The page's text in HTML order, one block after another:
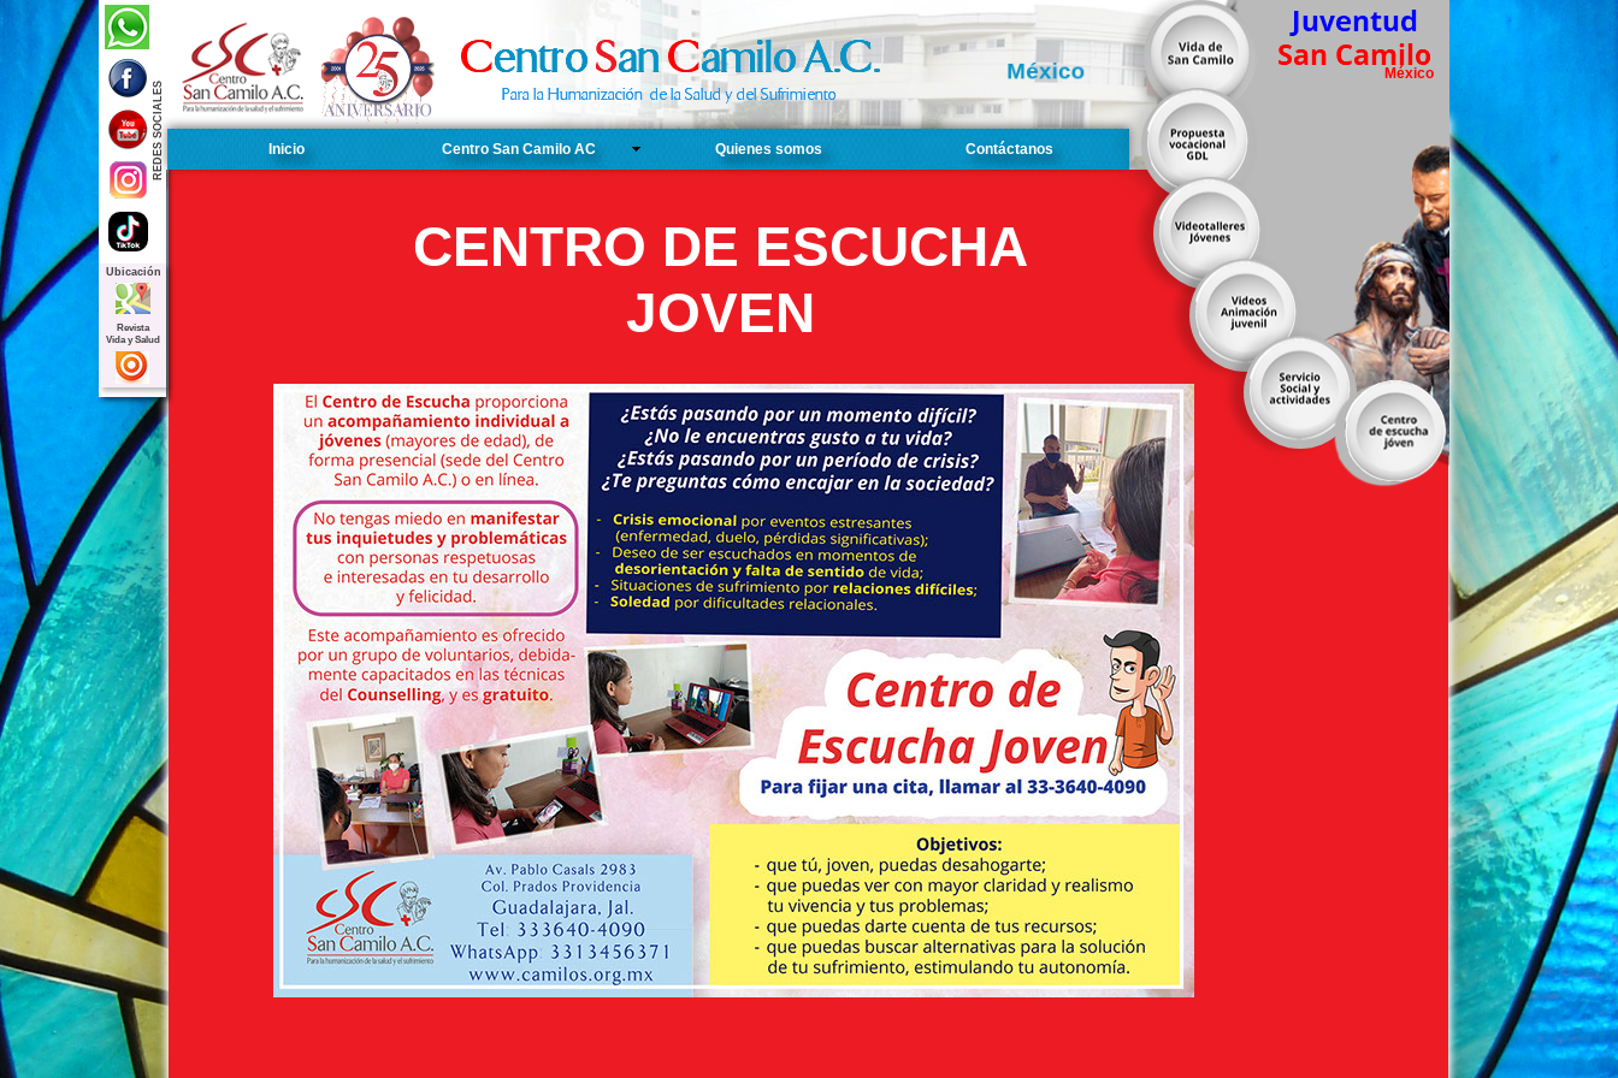
Revista
Vida y Salud
REDES SOCIALES
Ubicación
CENTRO DE ESCUCHA
JOVEN
Inicio Centro San Camilo AC Quienes somos Contáctanos
México México